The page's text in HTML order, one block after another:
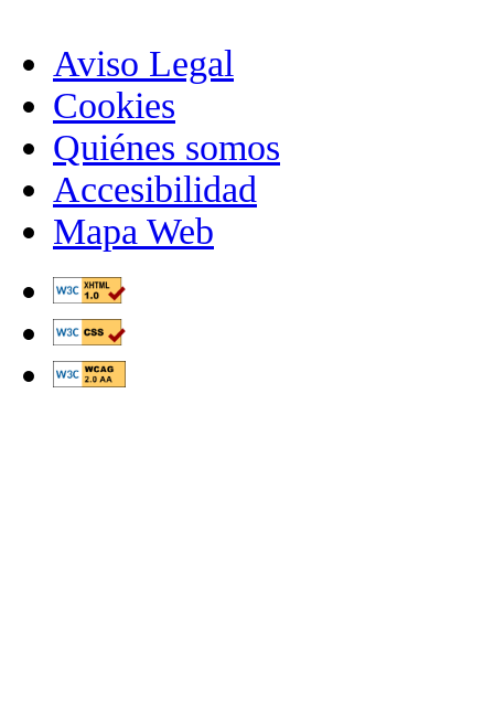
Aviso Legal
Cookies
Quiénes somos
Accesibilidad
Mapa Web